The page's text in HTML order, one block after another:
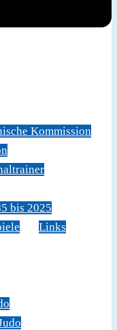
Kommission
bis 2025
Links